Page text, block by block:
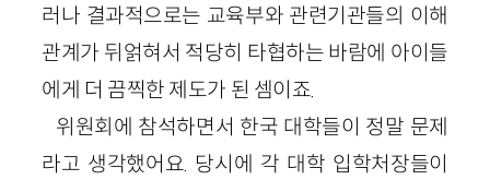
러나 결과적으로는 교육부와 관련기관들의 이해
관계가 뒤얽혀서 적당히 타협하는 바람에 아이들
에게 더 끔찍한 제도가 된 셈이죠.
위원회에 참석하면서 한국 대학들이 정말 문제
라고 생각했어요. 당시에 각 대학 입학처장들이